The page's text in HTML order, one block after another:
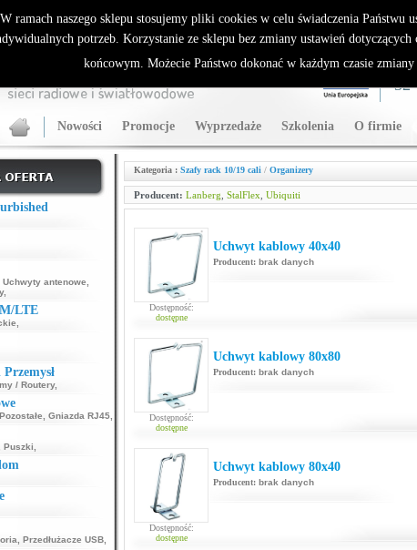
bezprzewodowe - generalny dystrybutor Sparklan
Nowości Promocje Wyprzedaże Szkolenia O firmie
32
Uchwyty antenowe
,
LTE
/ Routery,
Pozostałe Gniazda RJ45,
Puszki
Przedłużacze USB,
Kategoria : Szafy rack 10/19 cali / Organizery
Producent: Lanberg StalFlex Ubiquiti
Dostępność:
dostępne
Uchwyt kablowy 40x40
Producent: brak danych
Dostępność:
dostępne
Uchwyt kablowy 80x80
Producent: brak danych
Dostępność:
dostępne
Uchwyt kablowy 80x40
Producent: brak danych
W ramach naszego sklepu stosujemy pliki cookies w celu świadczenia Państwu
potrzeb. Korzystanie ze sklepu bez zmiany ustawień dotyczących
końcowym. Możecie Państwo dokonać w każdym czasie